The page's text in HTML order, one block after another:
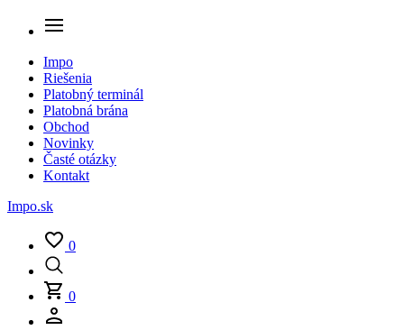
Impo
Riešenia
Platobný terminál
Platobná brána
Obchod
Novinky
Časté otázky
Kontakt
Impo.sk
0
0